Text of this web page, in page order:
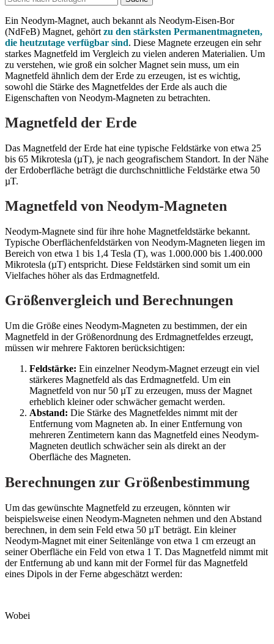
Ein Neodym-Magnet, auch bekannt als Neodym-Eisen-Bor
(NdFeB) Magnet, gehört zu den stärksten Permanentmagneten,
die heutzutage verfügbar sind. Diese Magnete erzeugen ein sehr
starkes Magnetfeld im Vergleich zu vielen anderen Materialien. Um
zu verstehen, wie groß ein solcher Magnet sein muss, um ein
Magnetfeld ähnlich dem der Erde zu erzeugen, ist es wichtig,
sowohl die Stärke des Magnetfeldes der Erde als auch die
Eigenschaften von Neodym-Magneten zu betrachten.
Magnetfeld der Erde
Das Magnetfeld der Erde hat eine typische Feldstärke von etwa 25
bis 65 Mikrotesla (µT), je nach geografischem Standort. In der Nähe
der Erdoberfläche beträgt die durchschnittliche Feldstärke etwa 50
µT.
Magnetfeld von Neodym-Magneten
Neodym-Magnete sind für ihre hohe Magnetfeldstärke bekannt.
Typische Oberflächenfeldstärken von Neodym-Magneten liegen im
Bereich von etwa 1 bis 1,4 Tesla (T), was 1.000.000 bis 1.400.000
Mikrotesla (µT) entspricht. Diese Feldstärken sind somit um ein
Vielfaches höher als das Erdmagnetfeld.
Größenvergleich und Berechnungen
Um die Größe eines Neodym-Magneten zu bestimmen, der ein
Magnetfeld in der Größenordnung des Erdmagnetfeldes erzeugt,
müssen wir mehrere Faktoren berücksichtigen:
Feldstärke: Ein einzelner Neodym-Magnet erzeugt ein viel
stärkeres Magnetfeld als das Erdmagnetfeld. Um ein
Magnetfeld von nur 50 µT zu erzeugen, muss der Magnet
erheblich kleiner oder schwächer gemacht werden.
Abstand: Die Stärke des Magnetfeldes nimmt mit der
Entfernung vom Magneten ab. In einer Entfernung von
mehreren Zentimetern kann das Magnetfeld eines Neodym-
Magneten deutlich schwächer sein als direkt an der
Oberfläche des Magneten.
Berechnungen zur Größenbestimmung
Um das gewünschte Magnetfeld zu erzeugen, könnten wir
beispielsweise einen Neodym-Magneten nehmen und den Abstand
berechnen, in dem sein Feld etwa 50 µT beträgt. Ein kleiner
Neodym-Magnet mit einer Seitenlänge von etwa 1 cm erzeugt an
seiner Oberfläche ein Feld von etwa 1 T. Das Magnetfeld nimmt mit
der Entfernung ab und kann mit der Formel für das Magnetfeld
eines Dipols in der Ferne abgeschätzt werden:
Wobei